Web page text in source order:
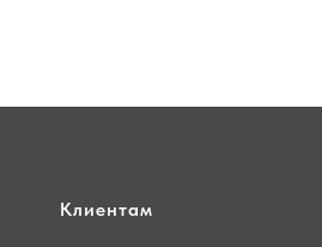
Клиентам